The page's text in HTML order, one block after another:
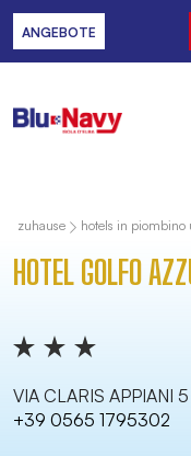
ANGEBOTE
zuhause hotels in piombino
HOTEL GOLFO
VIA CLARIS APPIANI
+39 0565 1795302